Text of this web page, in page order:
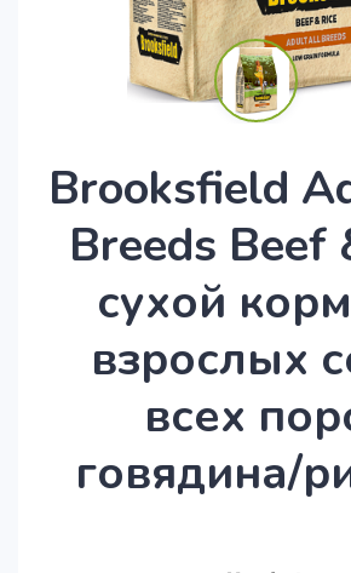
Brooksfield
Breeds Beef
сухой
взрослых
всех
говядина/